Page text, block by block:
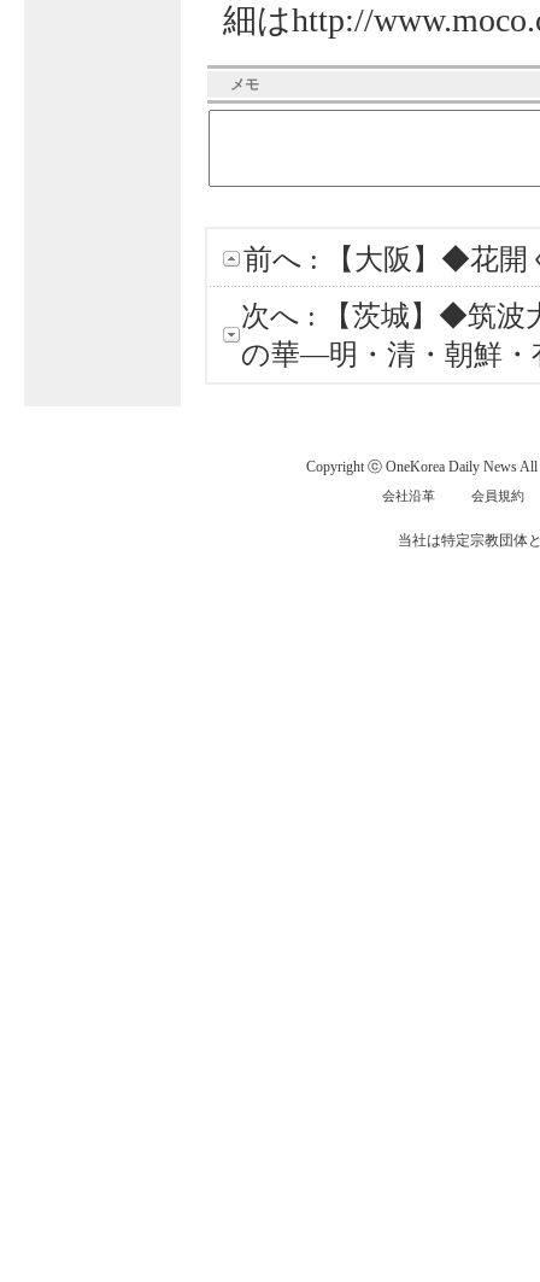
細はhttp://
メモ
前へ :
【大阪】◆花
次へ :
【茨城】◆筑
の華―明・清・朝鮮・
Copyright ⓒ OneKorea Daily News All
会社沿革 会員規約
当社は特定宗教団体